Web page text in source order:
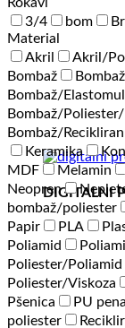
DIGITALNI
3/4
bom
Material
Akril
Akril/
Bombaž
Bombaž/
Bombaž/
Bombaž/
Keramika
MDF
Melamin
Neopren
bombaž/poliester
Papir
PLA
Poliamid
Poliester/Poliamid
Poliester/Viskoza
Pšenica
PU pena
poliester